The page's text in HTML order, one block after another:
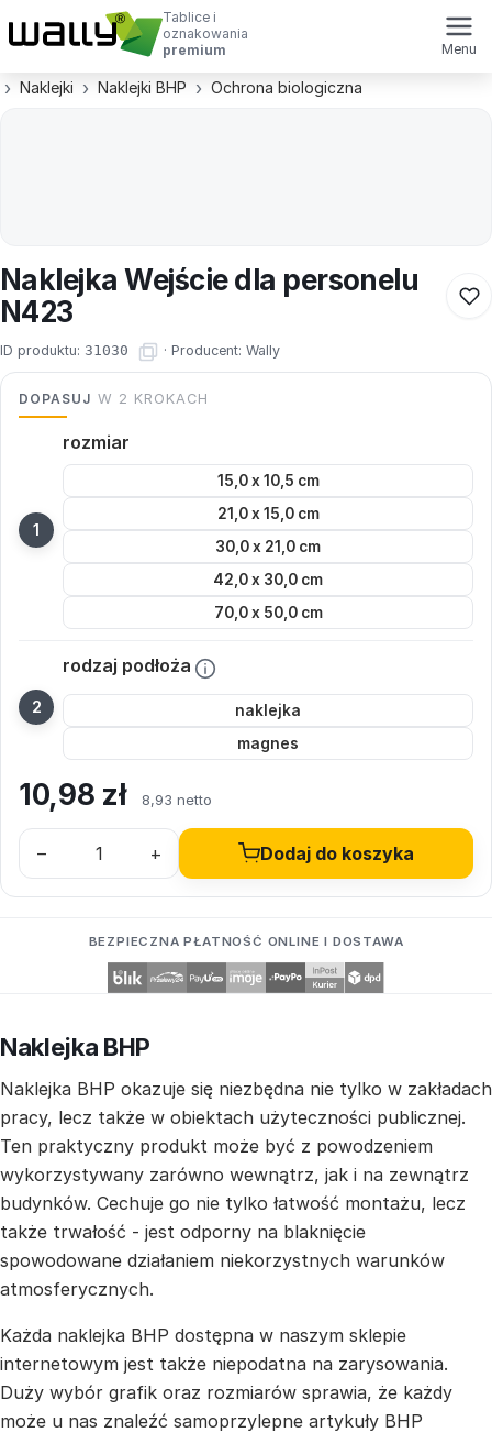
Tablice i
oznakowania
premium
Menu
Naklejki Naklejki BHP Ochrona biologiczna
Naklejka Wejście dla personelu
N423
ID produktu: 31030 · Producent: Wally
DOPASUJ W 2 KROKACH
rozmiar
15,0 x 10,5 cm
21,0 x 15,0 cm
30,0 x 21,0 cm
42,0 x 30,0 cm
70,0 x 50,0 cm
rodzaj podłoża
naklejka
magnes
10,98 zł 8,93 netto
– + Dodaj do koszyka
BEZPIECZNA PŁATNOŚĆ ONLINE I DOSTAWA
Naklejka BHP
Naklejka BHP okazuje się niezbędna nie tylko w zakładach
pracy, lecz także w obiektach użyteczności publicznej.
Ten praktyczny produkt może być z powodzeniem
wykorzystywany zarówno wewnątrz, jak i na zewnątrz
budynków. Cechuje go nie tylko łatwość montażu, lecz
także trwałość - jest odporny na blaknięcie
spowodowane działaniem niekorzystnych warunków
atmosferycznych.
Każda naklejka BHP dostępna w naszym sklepie
internetowym jest także niepodatna na zarysowania.
Duży wybór grafik oraz rozmiarów sprawia, że każdy
może u nas znaleźć samoprzylepne artykuły BHP